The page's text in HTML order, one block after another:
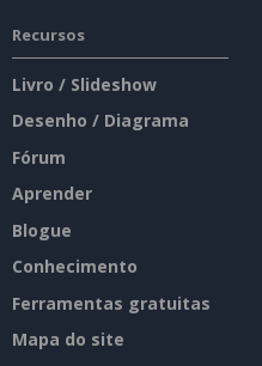
Recursos
Livro / Slideshow
Desenho / Diagrama
Fórum
Aprender
Blogue
Conhecimento
Ferramentas gratuitas
Mapa do site